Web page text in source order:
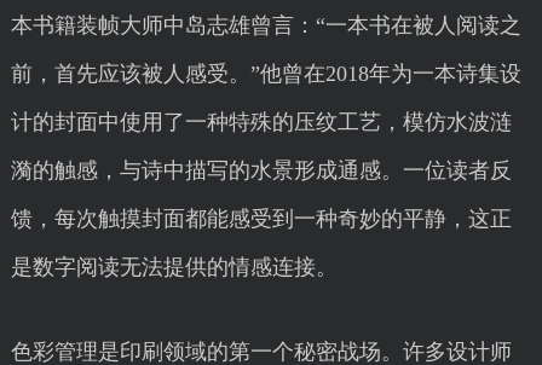
本书籍装帧大师中岛志雄曾言：“一本书在被人阅读之
前，首先应该被人感受。”他曾在2018年为一本诗集设
计的封面中使用了一种特殊的压纹工艺，模仿水波涟
漪的触感，与诗中描写的水景形成通感。一位读者反
馈，每次触摸封面都能感受到一种奇妙的平静，这正
是数字阅读无法提供的情感连接。
色彩管理是印刷领域的第一个秘密战场。许多设计师